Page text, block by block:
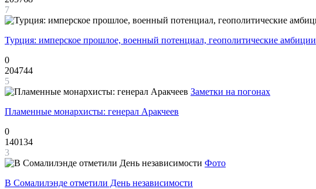
7
Турция: имперское прошлое, военный потенциал, геополитические амбиции
0
204744
5
Заметки на погонах
Пламенные монархисты: генерал Аракчеев
0
140134
3
Фото
В Сомалилэнде отметили День независимости